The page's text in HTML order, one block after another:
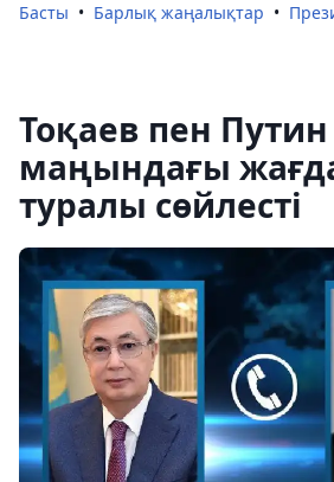
Басты Барлық жаңалықтар
Тоқаев пен
маңындағы
туралы сөйлесті